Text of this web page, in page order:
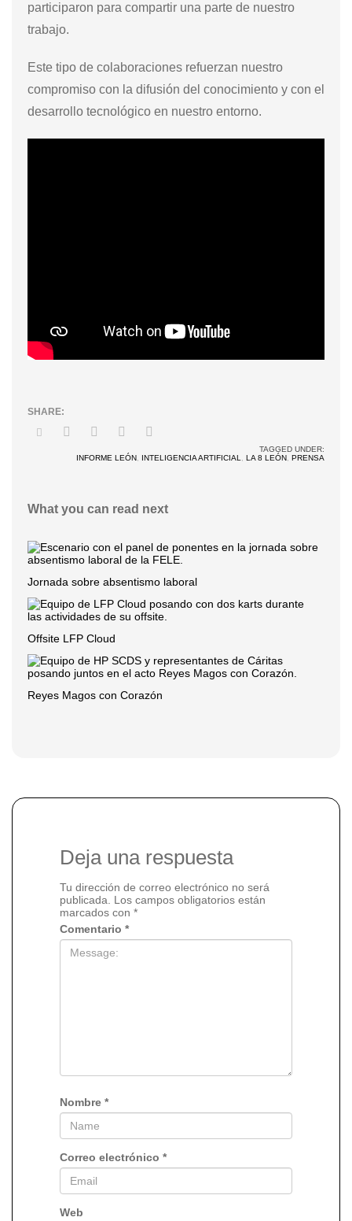
participaron para compartir una parte de nuestro
trabajo.
Este tipo de colaboraciones refuerzan nuestro
compromiso con la difusión del conocimiento y con el
desarrollo tecnológico en nuestro entorno.
TAGGED UNDER:
INFORME LEÓN
INTELIGENCIA ARTIFICIAL LA 8 LEÓN PRENSA
What you can read next
Jornada sobre absentismo laboral
Offsite LFP Cloud
Reyes Magos con Corazón
Deja una respuesta
Tu dirección de correo electrónico no será
publicada.
Los campos obligatorios están
marcados con *
Comentario *
Nombre *
Correo electrónico *
Web